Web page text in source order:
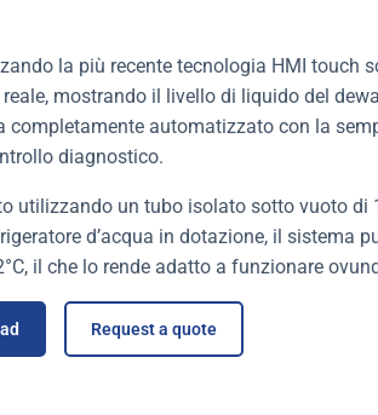
la più recente tecnologia HMI touch
mostrando il livello di liquido del
completamente automatizzato con la
diagnostico.
utilizzando un tubo isolato sotto vuoto di
d’acqua in dotazione, il sistema
il che lo rende adatto a funzionare
Request a quote